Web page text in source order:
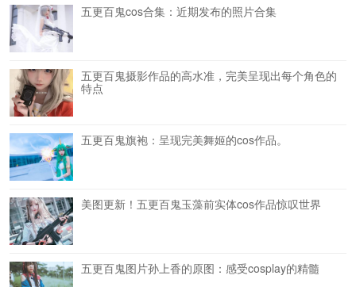
五更百鬼cos合集：近期发布的照片合集
五更百鬼摄影作品的高水准，完美呈现出每个角色的
特点
五更百鬼旗袍：呈现完美舞姬的cos作品。
美图更新！五更百鬼玉藻前实体cos作品惊叹世界
五更百鬼图片孙上香的原图：感受cosplay的精髓